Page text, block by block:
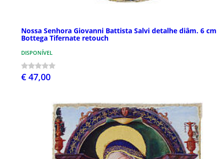
Nossa Senhora Giovanni Battista Salvi detalhe diâm. 6 cm
Bottega Tifernate retouch
DISPONÍVEL
€ 47,00